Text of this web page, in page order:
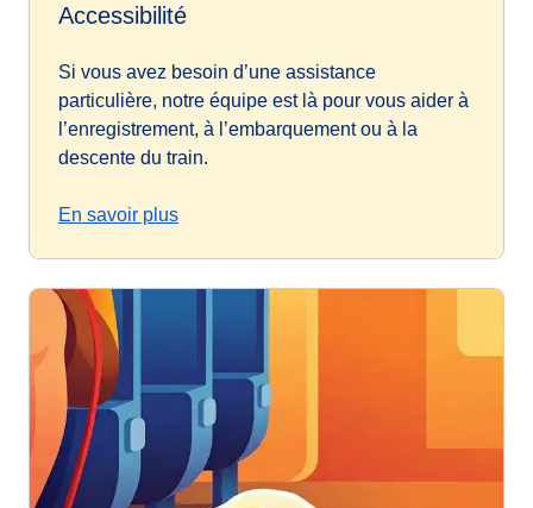
Accessibilité
Si vous avez besoin d’une assistance
particulière, notre équipe est là pour vous aider à
l’enregistrement, à l’embarquement ou à la
descente du train.
En savoir plus